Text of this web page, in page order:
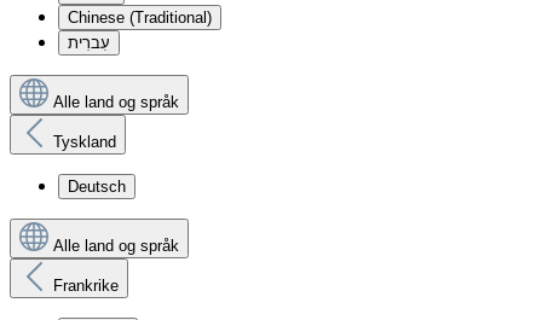
Chinese (Traditional)
עִברִית
Alle land og språk
Tyskland
Deutsch
Alle land og språk
Frankrike